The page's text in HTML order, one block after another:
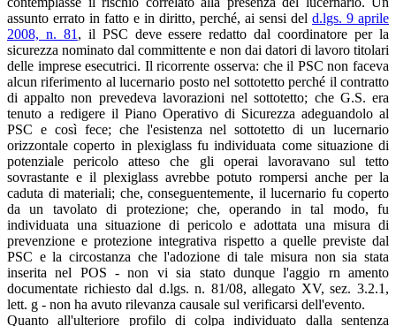
assunto errato in fatto e in diritto, perché, ai sensi del d.lgs. 9 aprile
2008, n. 81 , il PSC deve essere redatto dal coordinatore per la
sicurezza nominato dal committente e non dai datori di lavoro titolari
delle imprese esecutrici. Il ricorrente osserva: che il PSC non faceva
alcun riferimento al lucernario posto nel sottotetto perché il contratto
di appalto non prevedeva lavorazioni nel sottotetto; che G.S. era
tenuto a redigere il Piano Operativo di Sicurezza adeguandolo al
PSC e così fece; che l'esistenza nel sottotetto di un lucernario
orizzontale coperto in plexiglass fu individuata come situazione di
potenziale pericolo atteso che gli operai lavoravano sul tetto
sovrastante e il plexiglass avrebbe potuto rompersi anche per la
caduta di materiali; che, conseguentemente, il lucernario fu coperto
da un tavolato di protezione; che, operando in tal modo, fu
individuata una situazione di pericolo e adottata una misura di
prevenzione e protezione integrativa rispetto a quelle previste dal
PSC e la circostanza che l'adozione di tale misura non sia stata
inserita nel POS - non vi sia stato dunque l'aggio rn amento
documentate richiesto dal d.lgs. n. 81/08, allegato XV, sez. 3.2.1,
lett. g - non ha avuto rilevanza causale sul verificarsi dell'evento.
Quanto all'ulteriore profilo di colpa individuato dalla sentenza